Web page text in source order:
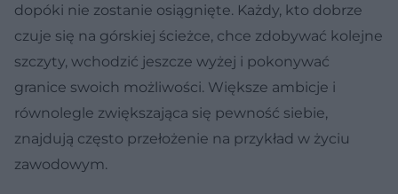
dopóki nie zostanie osiągnięte. Każdy, kto dobrze
czuje się na górskiej ścieżce, chce zdobywać kolejne
szczyty, wchodzić jeszcze wyżej i pokonywać
granice swoich możliwości. Większe ambicje i
równolegle zwiększająca się pewność siebie,
znajdują często przełożenie na przykład w życiu
zawodowym.